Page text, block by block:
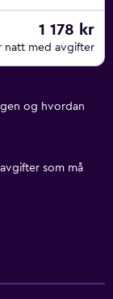
1 178 kr
natt med avgifter
og hvordan
som må